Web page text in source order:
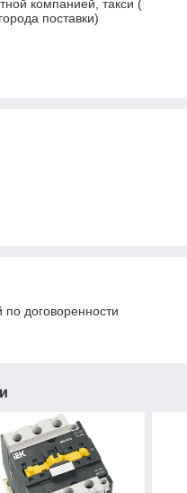
компанией, такси (
поставки)
по договоренности